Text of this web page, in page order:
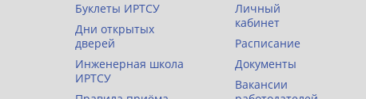
Буклеты ИРТСУ
Дни открытых
дверей
Инженерная школа
ИРТСУ
Личный
кабинет
Расписание
Документы
Вакансии